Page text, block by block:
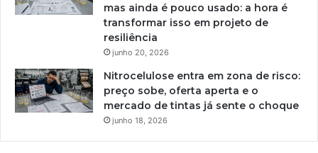
mas ainda é pouco usado: a hora é
transformar isso em projeto de
resiliência
junho 20, 2026
Nitrocelulose entra em zona de risco:
preço sobe, oferta aperta e o
mercado de tintas já sente o choque
junho 18, 2026